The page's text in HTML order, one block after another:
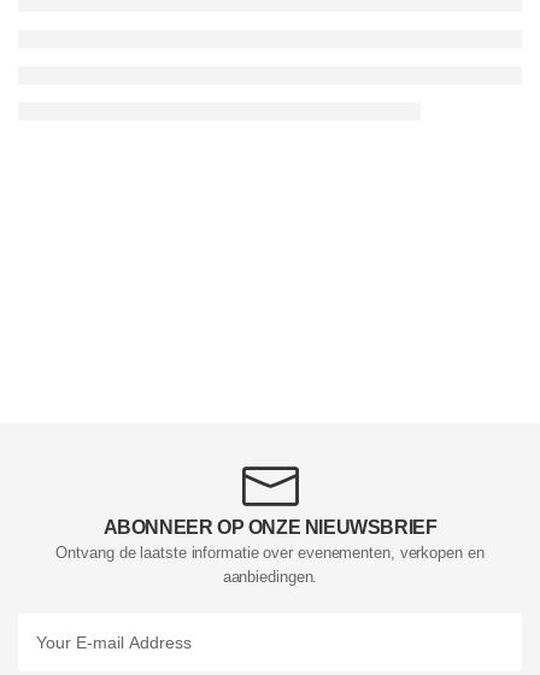
ABONNEER OP ONZE NIEUWSBRIEF
Ontvang de laatste informatie over evenementen, verkopen en
aanbiedingen.